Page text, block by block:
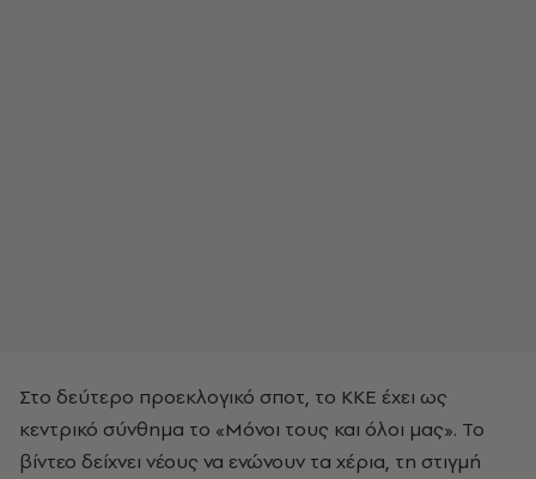
Στο δεύτερο προεκλογικό σποτ, το ΚΚΕ έχει ως
κεντρικό σύνθημα το «Μόνοι τους και όλοι μας». Το
βίντεο δείχνει νέους να ενώνουν τα χέρια, τη στιγμή